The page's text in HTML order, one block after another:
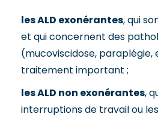
les ALD exonérantes, qui
et qui concernent des
(mucoviscidose,
traitement important ;
les ALD non exonérantes,
interruptions de travail ou